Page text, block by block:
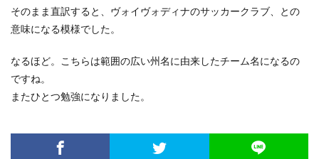
そのまま直訳すると、ヴォイヴォディナのサッカークラブ、との
意味になる模様でした。
なるほど。こちらは範囲の広い州名に由来したチーム名になるの
ですね。
またひとつ勉強になりました。